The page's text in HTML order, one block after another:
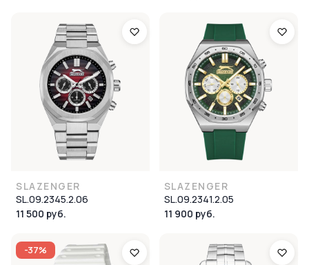
SLAZENGER
SL.09.2345.2.06
11 500 руб.
SLAZENGER
SL.09.2341.2.05
11 900 руб.
-37%